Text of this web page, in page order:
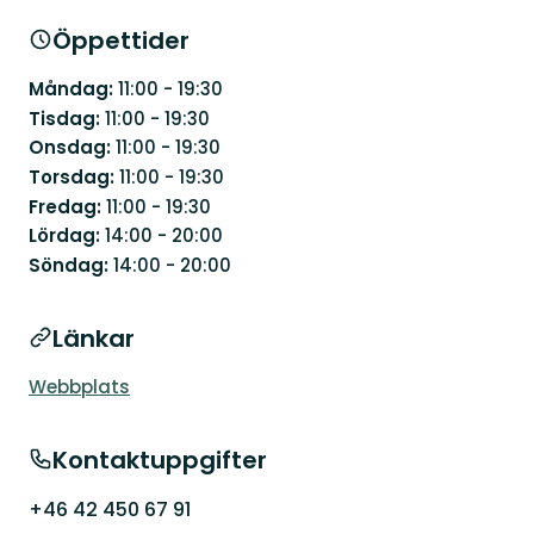
Öppettider
Måndag:11:00 - 19:30
Tisdag:11:00 - 19:30
Onsdag:11:00 - 19:30
Torsdag:11:00 - 19:30
Fredag:11:00 - 19:30
Lördag:14:00 - 20:00
Söndag:14:00 - 20:00
Länkar
Webbplats
Kontaktuppgifter
+46 42 450 67 91